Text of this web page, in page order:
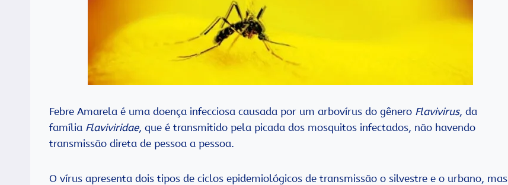
Febre Amarela é uma doença infecciosa causada por um arbovírus do gênero Flavivirus, da
família Flaviviridae, que é transmitido pela picada dos mosquitos infectados, não havendo
transmissão direta de pessoa a pessoa.
O vírus apresenta dois tipos de ciclos epidemiológicos de transmissão o silvestre e o urbano, mas